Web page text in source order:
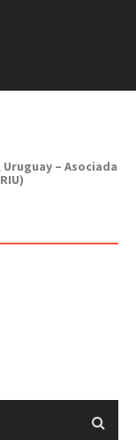
– Asociada